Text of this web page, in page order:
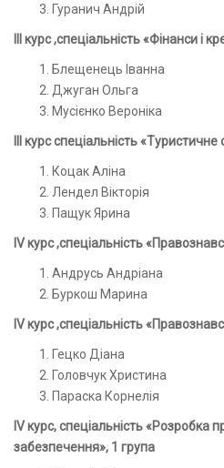
Гуранич Андрій
курс ,спеціальність «Фінанси і
Блещенець Іванна
Джуган Ольга
Мусієнко Вероніка
курс спеціальність
Коцак Аліна
Лендел Вікторія
Пащук Ярина
Vкурс ,спеціальність
Андрусь Андріана
Буркош Марина
Vкурс ,спеціальність
Гецко Діана
Головчук Христина
Параска Корнелія
Vкурс, спеціальність «Розробка
забезпечення», 1 група